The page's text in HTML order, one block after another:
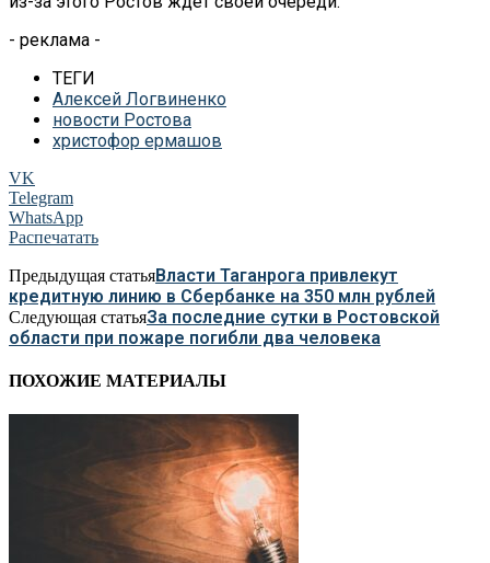
- реклама -
ТЕГИ
Алексей Логвиненко
новости Ростова
христофор ермашов
VK
Telegram
WhatsApp
Распечатать
Предыдущая статьяВласти Таганрога привлекут
кредитную линию в Сбербанке на 350 млн рублей
Следующая статьяЗа последние сутки в Ростовской
области при пожаре погибли два человека
ПОХОЖИЕ МАТЕРИАЛЫ